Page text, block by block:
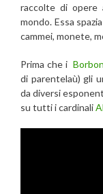
raccolte di opere
mondo. Essa
cammei, monete,
Prima che i
di parentelaù) gli
da diversi
su tutti i cardinali